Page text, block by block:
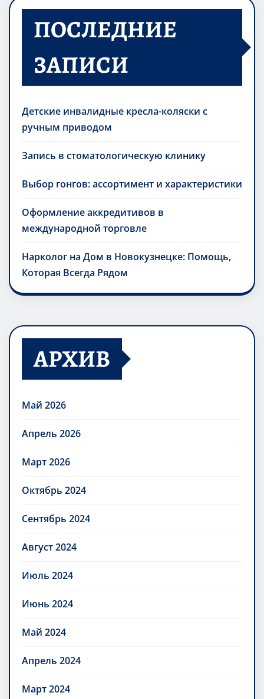
ПОСЛЕДНИЕ
ЗАПИСИ
Детские инвалидные кресла-коляски с
ручным приводом
Запись в стоматологическую клинику
Выбор гонгов: ассортимент и характеристики
Оформление аккредитивов в
международной торговле
Нарколог на Дом в Новокузнецке: Помощь,
Которая Всегда Рядом
АРХИВ
Май 2026
Апрель 2026
Март 2026
Октябрь 2024
Сентябрь 2024
Август 2024
Июль 2024
Июнь 2024
Май 2024
Апрель 2024
Март 2024